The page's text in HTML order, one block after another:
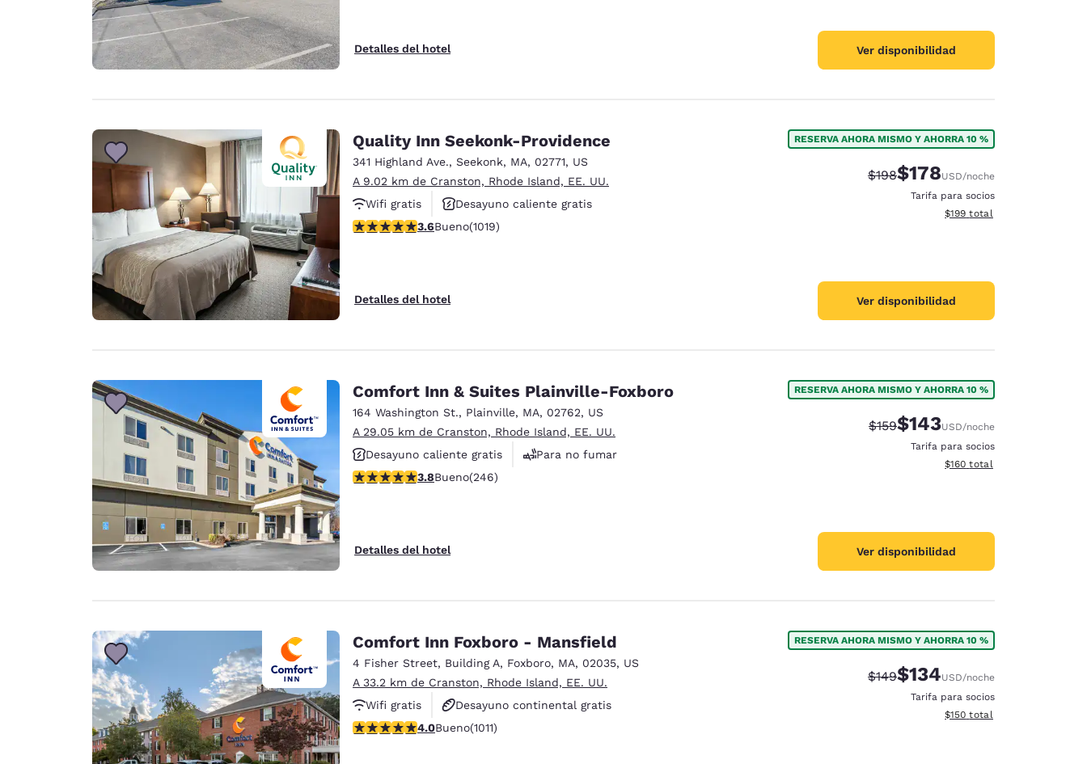
Detalles del hotel Ver disponibilidad
Quality Inn Seekonk-Providence
341 Highland Ave., Seekonk, MA, 02771, US
A 9.02 km de Cranston, Rhode Island, EE. UU.
Wifi gratis
Desayuno caliente gratis
Hoteles que aceptan mascotas
Calificación de 3.56 estrellas. Bueno. 1019 reseñas
3.6Bueno(1019)
Detalles del hotel
RESERVA AHORA MISMO Y AHORRA 10 %
Tarifa tachada:
$198Tarifa reducida:
$178USD/noche
Tarifa para socios
Ver detalles totales
$199 total
Ver disponibilidad
Comfort Inn & Suites Plainville-Foxboro
164 Washington St., Plainville, MA, 02762, US
A 29.05 km de Cranston, Rhode Island, EE. UU.
Desayuno caliente gratis
Para no fumar
Instalaciones deportivas
Calificación de 3.8 estrellas. Bueno. 246 reseñas
3.8Bueno(246)
Detalles del hotel
RESERVA AHORA MISMO Y AHORRA 10 %
Tarifa tachada:
$159Tarifa reducida:
$143USD/noche
Tarifa para socios
Ver detalles totales
$160 total
Ver disponibilidad
Comfort Inn Foxboro - Mansfield
4 Fisher Street, Building A, Foxboro, MA, 02035, US
A 33.2 km de Cranston, Rhode Island, EE. UU.
Wifi gratis
Desayuno continental gratis
Desayuno caliente gratis
Calificación de 3.99 estrellas. Bueno. 1011 reseñas
4.0Bueno(1011)
RESERVA AHORA MISMO Y AHORRA 10 %
Tarifa tachada:
$149Tarifa reducida:
$134USD/noche
Tarifa para socios
Ver detalles totales
$150 total